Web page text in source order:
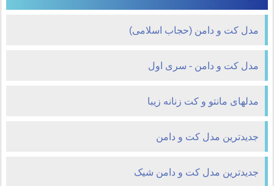
مدل کت و دامن (حجاب اسلامی)
مدل کت و دامن - سری اول
مدلهای مانتو و کت زنانه زیبا
جدیدترین مدل کت و دامن
جدیدترین مدل کت و دامن شیک